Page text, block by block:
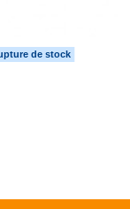
de stock